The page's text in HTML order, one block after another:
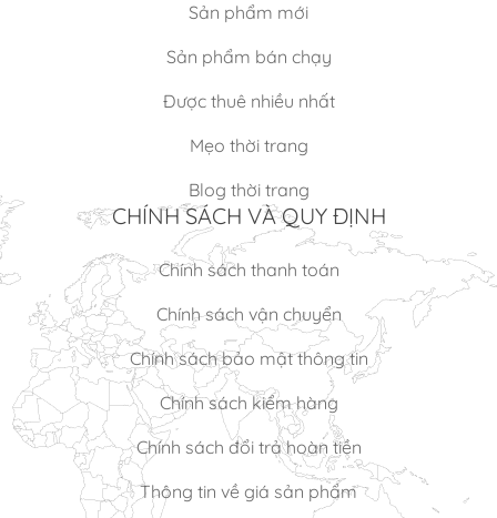
Sản phẩm mới
Sản phẩm bán chạy
Được thuê nhiều nhất
Mẹo thời trang
Blog thời trang
CHÍNH SÁCH VÀ QUY ĐỊNH
Chính sách thanh toán
Chính sách vận chuyển
Chính sách bảo mật thông tin
Chính sách kiểm hàng
Chính sách đổi trả hoàn tiền
Thông tin về giá sản phẩm